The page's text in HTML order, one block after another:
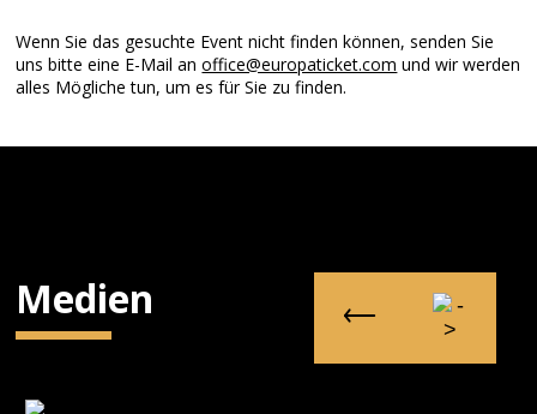
Wenn Sie das gesuchte Event nicht finden können, senden Sie
uns bitte eine E-Mail anoffice@europaticket.com und wir werden
alles Mögliche tun, um es für Sie zu finden.
Medien